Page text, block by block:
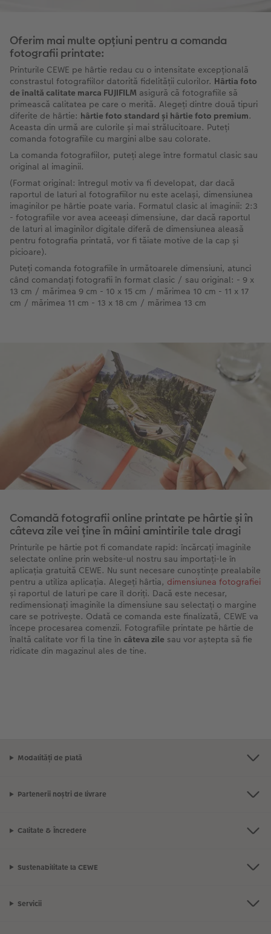
Oferim mai multe opțiuni pentru a comanda
fotografii printate:
Printurile CEWE pe hârtie redau cu o intensitate excepțională
constrastul fotografiilor datorită fidelității culorilor. Hârtia foto
de înaltă calitate marca FUJIFILM asigură că fotografiile să
primească calitatea pe care o merită. Alegeți dintre două tipuri
diferite de hârtie: hârtie foto standard și hârtie foto premium.
Aceasta din urmă are culorile și mai strălucitoare. Puteți
comanda fotografiile cu margini albe sau colorate.
La comanda fotografiilor, puteți alege între formatul clasic sau
original al imaginii.
(Format original: întregul motiv va fi developat, dar dacă
raportul de laturi al fotografiilor nu este același, dimensiunea
imaginilor pe hârtie poate varia. Formatul clasic al imaginii: 2:3
- fotografiile vor avea aceeași dimensiune, dar dacă raportul
de laturi al imaginilor digitale diferă de dimensiunea aleasă
pentru fotografia printată, vor fi tăiate motive de la cap și
picioare).
Puteți comanda fotografiile în următoarele dimensiuni, atunci
când comandați fotografii în format clasic / sau original: - 9 x
13 cm / mărimea 9 cm - 10 x 15 cm / mărimea 10 cm - 11 x 17
cm / mărimea 11 cm - 13 x 18 cm / mărimea 13 cm
Comandă fotografii online printate pe hârtie și în
câteva zile vei ține în mâini amintirile tale dragi
Printurile pe hârtie pot fi comandate rapid: încărcați imaginile
selectate online prin website-ul nostru sau importați-le în
aplicația gratuită CEWE. Nu sunt necesare cunoștințe prealabile
pentru a utiliza aplicația. Alegeți hârtia, dimensiunea fotografiei
și raportul de laturi pe care îl doriți. Dacă este necesar,
redimensionați imaginile la dimensiune sau selectați o margine
care se potrivește. Odată ce comanda este finalizată, CEWE va
începe procesarea comenzii. Fotografiile printate pe hârtie de
înaltă calitate vor fi la tine în câteva zile sau vor aștepta să fie
ridicate din magazinul ales de tine.
Modalități de plată
Partenerii noștri de livrare
Calitate & Încredere
Sustenabilitate la CEWE
Servicii